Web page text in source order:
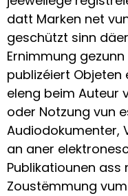
datt Marken net
geschützt sinn
Ernimmung
publizéiert
eleng beim Auteur
oder Notzung vun
Audiodokumenter,
an aner
Publikatiounen ass
Zoustëmmung